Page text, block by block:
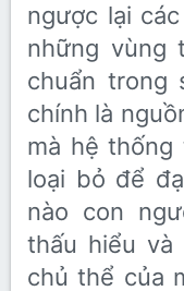
ngược lại
những vùng
chuẩn trong
chính là
mà hệ thống
loại bỏ để
nào con
thấu hiểu
chủ thể của